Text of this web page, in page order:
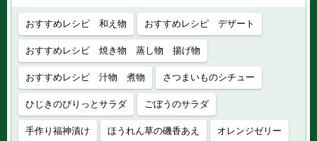
おすすめレシピ 和え物 おすすめレシピ デザート
おすすめレシピ 焼き物 蒸し物 揚げ物
おすすめレシピ 汁物 煮物 さつまいものシチュー
ひじきのぴりっとサラダ ごぼうのサラダ
手作り福神漬け ほうれん草の磯香あえ オレンジゼリー